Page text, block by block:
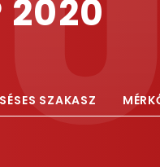
2020
SZAKASZ